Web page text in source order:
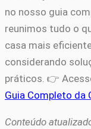
no nosso guia
reunimos tudo o
casa mais
considerando
práticos. 👉
Guia Completo da
Conteúdo